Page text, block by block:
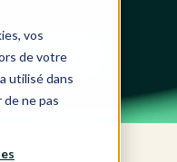
vos
de votre
utilisé dans
ne pas